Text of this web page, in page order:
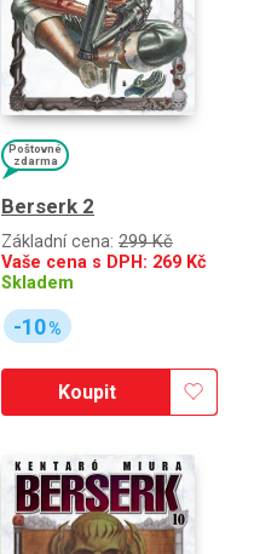
Poštovné
zdarma
Berserk 2
Základní cena: 299 Kč
Vaše cena s DPH: 269 Kč
Skladem
-10%
Koupit